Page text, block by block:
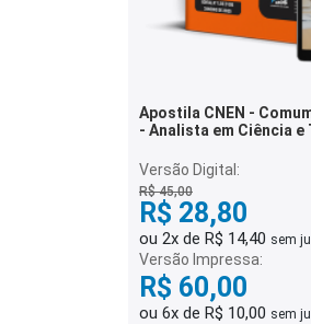
Apostila CNEN -
- Analista em Ciência e
Técnico
Versão Digital:
R$ 45,00
R$ 28,80
ou 2x de R$ 14,40 sem
Versão Impressa:
R$ 60,00
ou 6x de R$ 10,00 sem